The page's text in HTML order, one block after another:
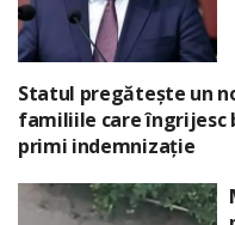
Statul pregătește un
familiile care îngrijesc
primi indemnizație